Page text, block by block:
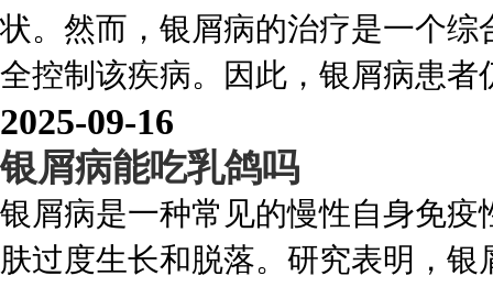
状。然而，银屑病的治疗是一个
全控制该疾病。因此，银屑病患者
2025-09-16
银屑病能吃乳鸽吗
银屑病是一种常见的慢性自身免
肤过度生长和脱落。研究表明，